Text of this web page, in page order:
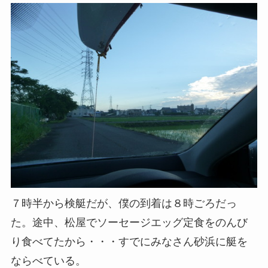
７時半から検艇だが、僕の到着は８時ごろだっ
た。途中、松屋でソーセージエッグ定食をのんび
り食べてたから・・・すでにみなさん砂浜に艇を
ならべている。